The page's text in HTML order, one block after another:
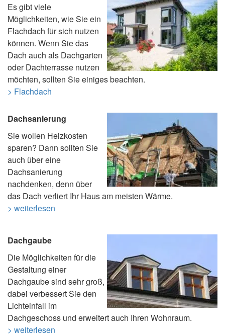
Es gibt viele
Möglichkeiten, wie Sie ein
Flachdach für sich nutzen
können. Wenn Sie das
Dach auch als Dachgarten
oder Dachterrasse nutzen
möchten, sollten Sie einiges beachten.
> Flachdach
Dachsanierung
Sie wollen Heizkosten
sparen? Dann sollten Sie
auch über eine
Dachsanierung
nachdenken, denn über
das Dach verliert Ihr Haus am meisten Wärme.
> weiterlesen
Dachgaube
Die Möglichkeiten für die
Gestaltung einer
Dachgaube sind sehr groß,
dabei verbessert Sie den
Lichteinfall im
Dachgeschoss und erweitert auch Ihren Wohnraum.
> weiterlesen